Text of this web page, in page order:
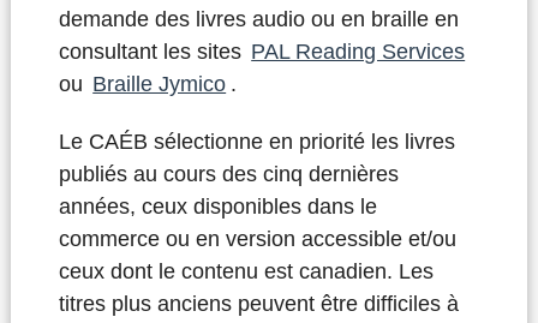
demande des livres audio ou en braille en
consultant les sites PAL Reading Services
ou Braille Jymico .
Le CAÉB sélectionne en priorité les livres
publiés au cours des cinq dernières
années, ceux disponibles dans le
commerce ou en version accessible et/ou
ceux dont le contenu est canadien. Les
titres plus anciens peuvent être difficiles à